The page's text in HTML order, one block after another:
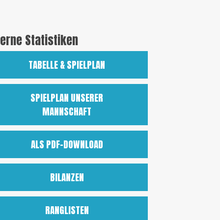
Statistiken
TABELLE & SPIELPLAN
SPIELPLAN UNSERER
MANNSCHAFT
ALS PDF-DOWNLOAD
BILANZEN
RANGLISTEN